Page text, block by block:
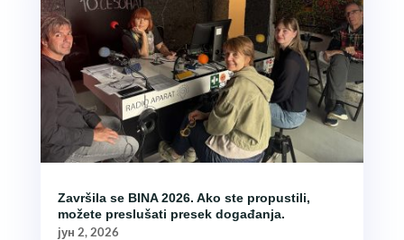
Završila se BINA 2026. Ako ste propustili,
možete preslušati presek događanja.
јун 2, 2026